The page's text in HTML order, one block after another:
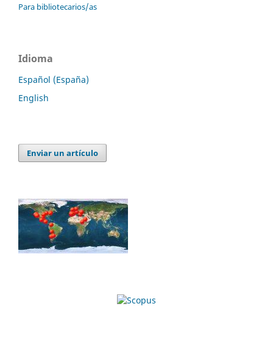
Para bibliotecarios/as
Idioma
Español (España)
English
Enviar un artículo